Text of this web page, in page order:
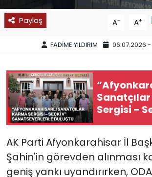
Paylaş A- A+
FADİME YILDIRIM 06.07.2026
Sergisi –
Buluştu
AK Parti Afyonkarahisar İl
Şahin'in görevden alınması
geniş yankı uyandırırken,